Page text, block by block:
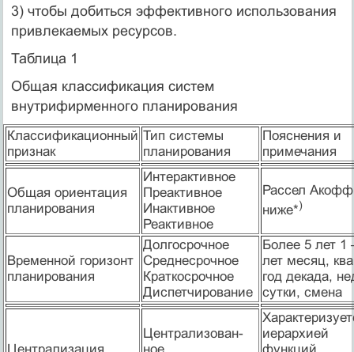
3) чтобы добиться эффективного использования
привлекаемых ресурсов.
Таблица 1
Общая классификация систем
внутрифирменного планирования
Классификационный
признак
Тип системы
планирования
Пояснения и
примечания
Общая ориентация
планирования
Интерактивное
Преактивное
Инактивное
Реактивное
Рассел
ниже*)
Временной горизонт
планирования
Долгосрочное
Среднесрочное
Краткосрочное
Диспетчирование
Более 5 лет 1
лет месяц,
год декада,
сутки, смена
Централизован-
иерархией